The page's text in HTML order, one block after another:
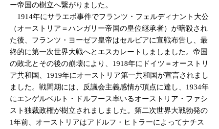
ー帝国の樹立へ繋がりました。
1914年にサラエボ事件でフランツ・フェルディナント大公
（オーストリア＝ハンガリー帝国の皇位継承者）が暗殺され
た後、フランツ・ヨーゼフ皇帝はセルビアに宣戦布告し、最
終的に第一次世界大戦へとエスカレートしましました。帝国
の敗北とその後の崩壊により、1918年にドイツ＝オーストリ
ア共和国、1919年にオーストリア第一共和国が宣言されまし
ました。戦間期には、反議会主義感情が頂点に達し、1934年
にエンゲルベルト・ドルフース率いるオーストリア・ファシ
スト独裁政権が樹立されましました。第二次世界大戦勃発の
1年前、オーストリアはアドルフ・ヒトラーによってナチス